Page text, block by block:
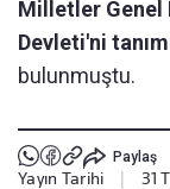
Milletler Genel
Devleti'ni
bulunmuştu.
Paylaş
Yayın Tarihi 31